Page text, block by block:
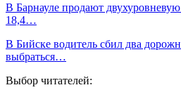
В Барнауле продают
18,4…
В Бийске водитель сбил два
выбраться…
Выбор читателей: